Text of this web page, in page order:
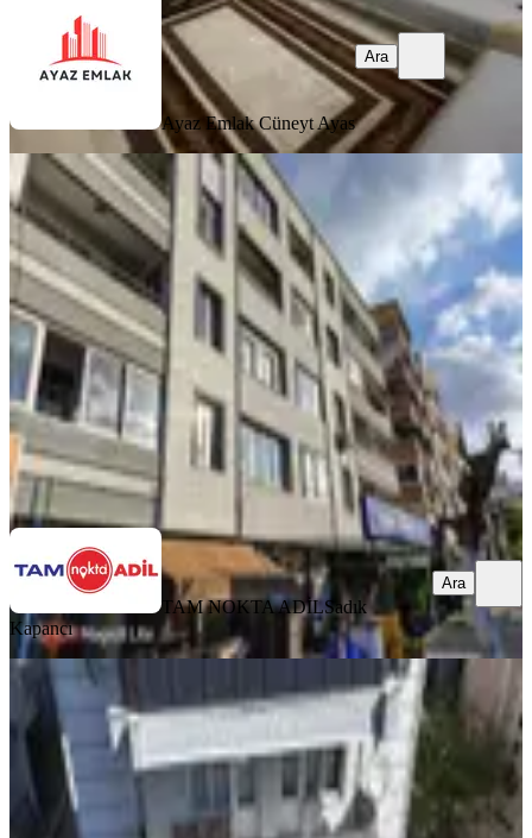
Ayaz EmlakCüneyt Ayas
Ara
BALKONLU
Bergama Atatürk Bulvarı Cadde Üstü
3+1 Daire
Bergama, Bahçelievler Mahallesi
3+1
120 m² ·3. Kat· 05.08.2026
3.000.000 ₺
TAM NOKTA ADİL Sadık Kapancı
Ara
TAM NOKTA ADİLSadık
Kapancı
Ara
BALKONLU
Bergama Fatih Mahallesinde Satılık
Geniş 3+1 Daire
Bergama, Fatih Mahallesi
140 m²· Yüksek giriş ·05.08.2026